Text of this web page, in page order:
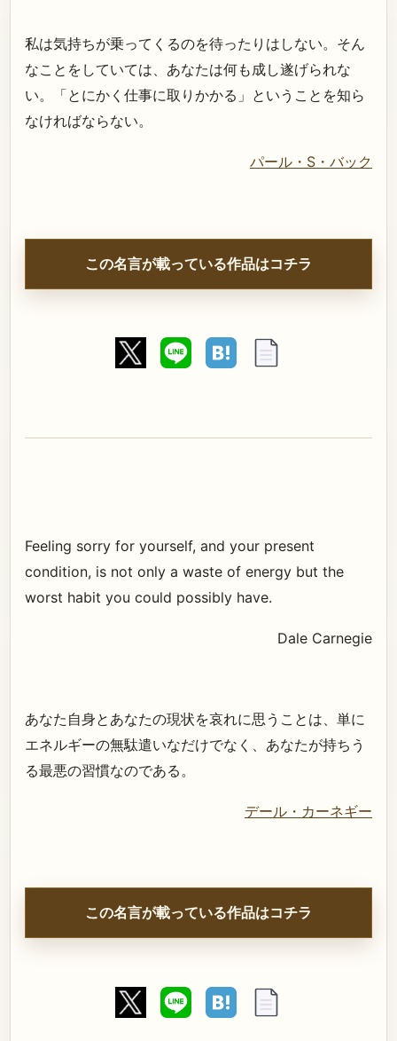
私は気持ちが乗ってくるのを待ったりはしない。そん
なことをしていては、あなたは何も成し遂げられな
い。「とにかく仕事に取りかかる」ということを知ら
なければならない。
パール・S・バック
この名言が載っている作品はコチラ
Feeling sorry for yourself, and your present
condition, is not only a waste of energy but the
worst habit you could possibly have.
Dale Carnegie
あなた自身とあなたの現状を哀れに思うことは、単に
エネルギーの無駄遣いなだけでなく、あなたが持ちう
る最悪の習慣なのである。
デール・カーネギー
この名言が載っている作品はコチラ